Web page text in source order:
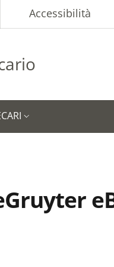
Accessibilità